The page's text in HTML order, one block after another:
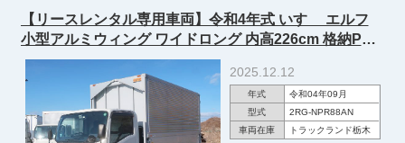
【リースレンタル専用車両】令和4年式 いすゞ エルフ
小型アルミウィング ワイドロング 内高226cm 格納PG
積載3.1t 150馬力 ★楽のりパック施工済み！★
2025.12.12
年式
令和04年09月
型式
2RG-NPR88AN
車両在庫
トラックランド栃木